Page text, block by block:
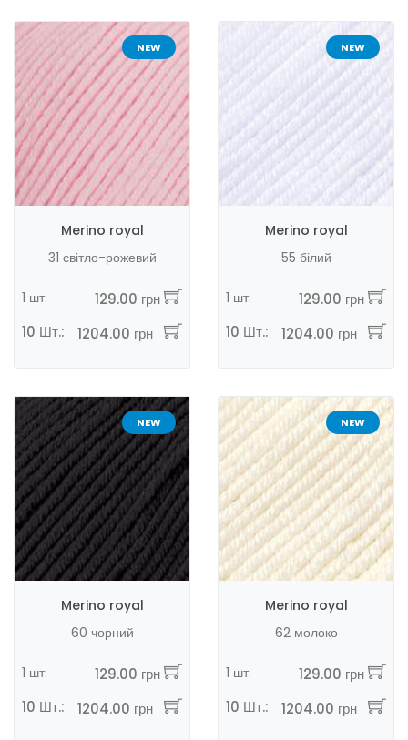
NEW
Merino royal
31 світло-рожевий
1 шт:
129.00 грн
10 Шт.:
1204.00 грн
NEW
Merino royal
55 білий
1 шт:
129.00 грн
10 Шт.:
1204.00 грн
NEW
Merino royal
60 чорний
1 шт:
129.00 грн
10 Шт.:
1204.00 грн
NEW
Merino royal
62 молоко
1 шт:
129.00 грн
10 Шт.:
1204.00 грн